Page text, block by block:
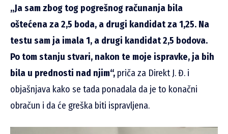
„Ja sam zbog tog pogrešnog računanja bila
oštećena za 2,5 boda, a drugi kandidat za 1,25. Na
testu sam ja imala 1, a drugi kandidat 2,5 bodova.
Po tom stanju stvari, nakon te moje ispravke, ja bih
bila u prednosti nad njim“, priča za Direkt J. Đ. i
objašnjava kako se tada ponadala da je to konačni
obračun i da će greška biti ispravljena.